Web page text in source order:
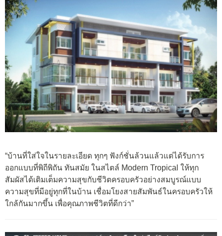
“บ้านที่ใส่ใจในรายละเอียด ทุกๆ ฟังก์ชั่นล้วนแล้วแต่ได้รับการ
ออกแบบที่พิถีพิถัน ทันสมัย ในสไตล์ Modern Tropical ให้ทุก
สัมผัสได้เติมเต็มความสุขกับชีวิตครอบครัวอย่างสมบูรณ์แบบ
ความสุขที่มีอยู่ทุกที่ในบ้าน เชื่อมโยงสายสัมพันธ์ในครอบครัวให้
ใกล้กันมากขึ้น เพื่อคุณภาพชีวิตที่ดีกว่า”